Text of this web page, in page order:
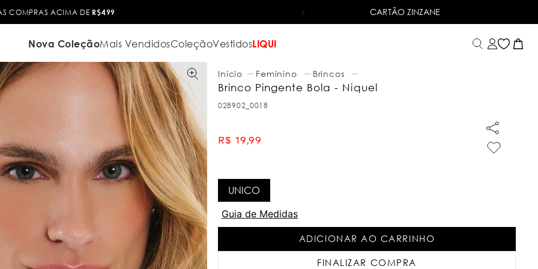
TROCA FÁCIL 6X SEM JUROSNO CARTÃO DE CRÉDITO
CARTÃO ZINZANE
Nova ColeçãoMais VendidosColeçãoVestidosLIQUI
Feminino Brincos
Brinco Pingente Bola - Niquel
028902_0018
R$ 19,99
UNICO
Guia de Medidas
ADICIONAR AO CARRINHO
FINALIZAR COMPRA